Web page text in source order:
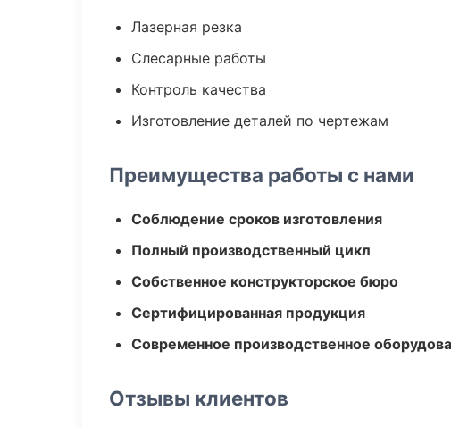
Лазерная резка
Слесарные работы
Контроль качества
Изготовление деталей по чертежам
Преимущества работы с нами
Соблюдение сроков изготовления
Полный производственный цикл
Собственное конструкторское бюро
Сертифицированная продукция
Современное производственное
Отзывы клиентов